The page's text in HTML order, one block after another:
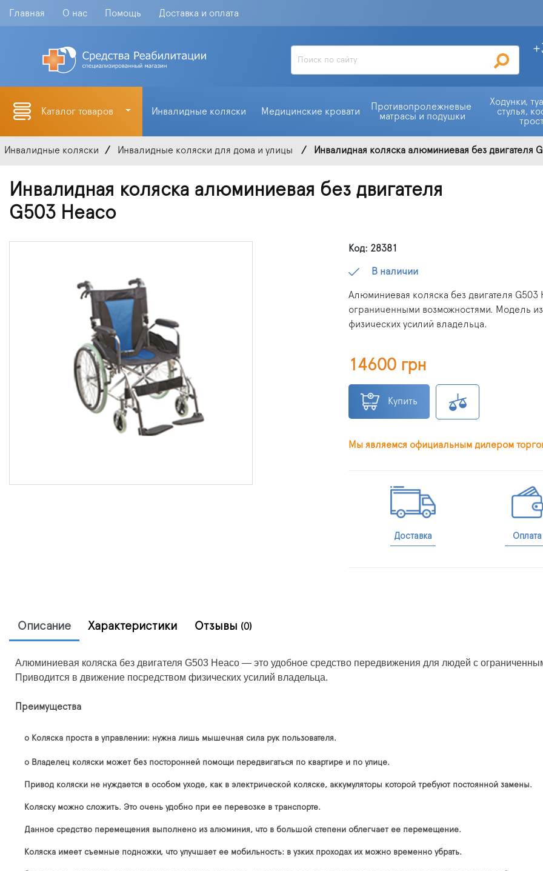
Главная О нас Помощь Доставка и оплата
Каталог товаров Инвалидные коляски Медицинские кровати
Противопролежневые
матрасы и подушки
Ходунки,
стулья,
Инвалидные коляски Инвалидные коляски для дома и улицы Инвалидная коляска алюминиевая без двигателя
Инвалидная коляска алюминиевая без двигателя
G503 Heaco
Код: 28381
В наличии
Алюминиевая коляска без двигателя
ограниченными возможностями. Модель
физических усилий владельца.
14600 грн
Купить
Мы являемся официальным дилером
Доставка Оплата
Описание Характеристики Отзывы (0)
Алюминиевая коляска без двигателя G503 Heaco — это удобное средство передвижения для людей с
Приводится в движение посредством физических усилий владельца.
Преимущества
o Коляска проста в управлении: нужна лишь мышечная сила рук пользователя.
o Владелец коляски может без посторонней помощи передвигаться по квартире и по улице.
Привод коляски не нуждается в особом уходе, как в электрической коляске, аккумуляторы которой требуют постоянной замены.
Коляску можно сложить. Это очень удобно при ее перевозке в транспорте.
Данное средство перемещения выполнено из алюминия, что в большой степени облегчает ее перемещение.
Коляска имеет съемные подножки, что улучшает ее мобильность: в узких проходах их можно временно убрать.